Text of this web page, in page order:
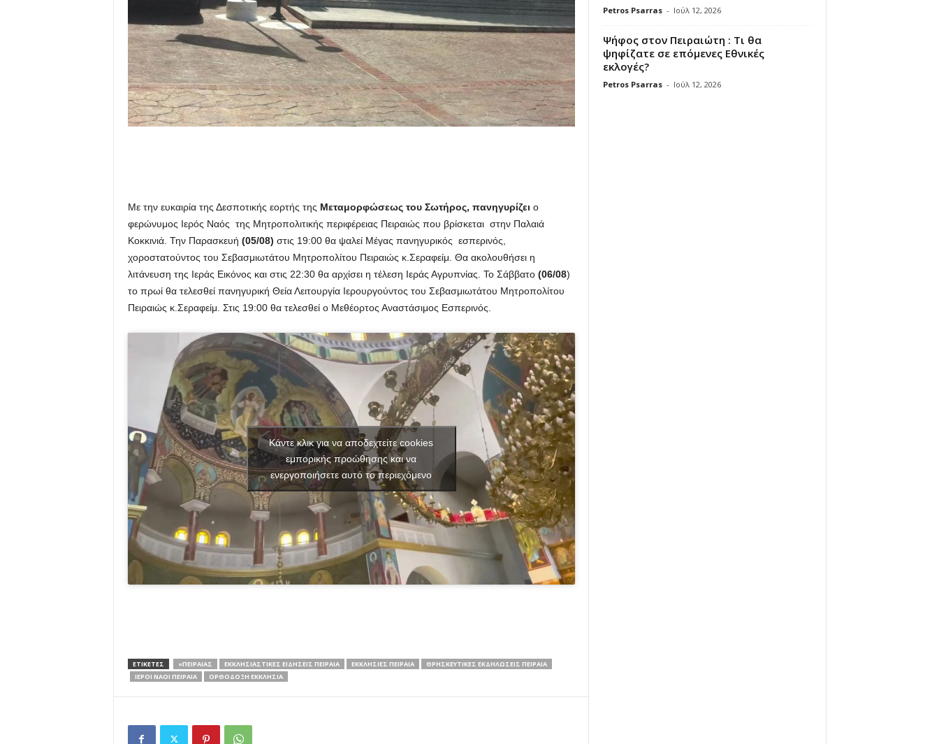
Με την ευκαιρία της Δεσποτικής εορτής της Μεταμορφώσεως του Σωτήρος, πανηγυρίζει ο
φερώνυμος Ιερός Ναός της Μητροπολιτικής περιφέρειας Πειραιώς που βρίσκεται στην Παλαιά
Κοκκινιά. Την Παρασκευή (05/08) στις 19:00 θα ψαλεί Μέγας πανηγυρικός εσπερινός,
χοροστατούντος του Σεβασμιωτάτου Μητροπολίτου Πειραιώς κ.Σεραφείμ. Θα ακολουθήσει η
λιτάνευση της Ιεράς Εικόνος και στις 22:30 θα αρχίσει η τέλεση Ιεράς Αγρυπνίας. Το Σάββατο (06/08)
το πρωί θα τελεσθεί πανηγυρική Θεία Λειτουργία Ιερουργούντος του Σεβασμιωτάτου Μητροπολίτου
Πειραιώς κ.Σεραφείμ. Στις 19:00 θα τελεσθεί ο Μεθέορτος Αναστάσιμος Εσπερινός.
Κάντε κλικ για να αποδεχτείτε cookies
εμπορικής προώθησης και να
ενεργοποιήσετε αυτό το περιεχόμενο
ΕΤΙΚΕΤΕΣ «ΠΕΙΡΑΙΆΣ ΕΚΚΛΗΣΙΑΣΤΙΚΈΣ ΕΙΔΉΣΕΙΣ ΠΕΙΡΑΙΆ ΕΚΚΛΗΣΊΕΣ ΠΕΙΡΑΙΆ
ΘΡΗΣΚΕΥΤΙΚΈΣ ΕΚΔΗΛΏΣΕΙΣ ΠΕΙΡΑΙΆ
ΙΕΡΟΊ ΝΑΟΊ ΠΕΙΡΑΙΆ
ΟΡΘΌΔΟΞΗ ΕΚΚΛΗΣΊΑ
Petros Psarras - Ιούλ 12, 2026
Ψήφος στον Πειραιώτη : Τι θα
ψηφίζατε σε επόμενες Εθνικές
εκλογές?
Petros Psarras - Ιούλ 12, 2026